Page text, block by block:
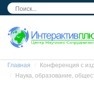
Главная
Конференция с
Наука, образование,